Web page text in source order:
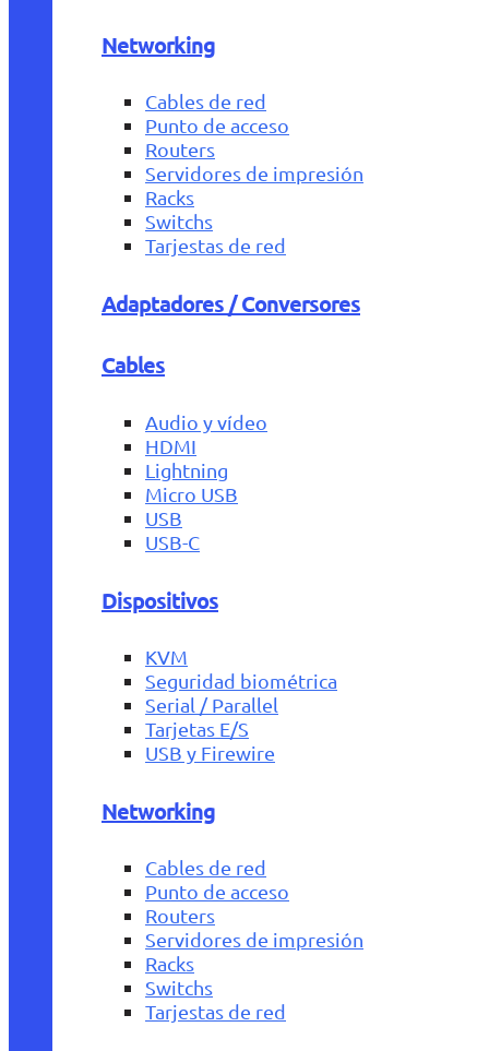
Networking
Cables de red
Punto de acceso
Routers
Servidores de impresión
Racks
Switchs
Tarjestas de red
Adaptadores / Conversores
Cables
Audio y vídeo
HDMI
Lightning
Micro USB
USB
USB-C
Dispositivos
KVM
Seguridad biométrica
Serial / Parallel
Tarjetas E/S
USB y Firewire
Networking
Cables de red
Punto de acceso
Routers
Servidores de impresión
Racks
Switchs
Tarjestas de red